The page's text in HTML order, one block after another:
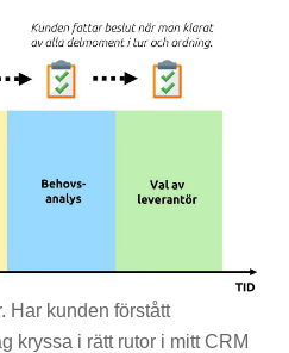
Har kunden förstått
kryssa i rätt rutor i mitt CRM